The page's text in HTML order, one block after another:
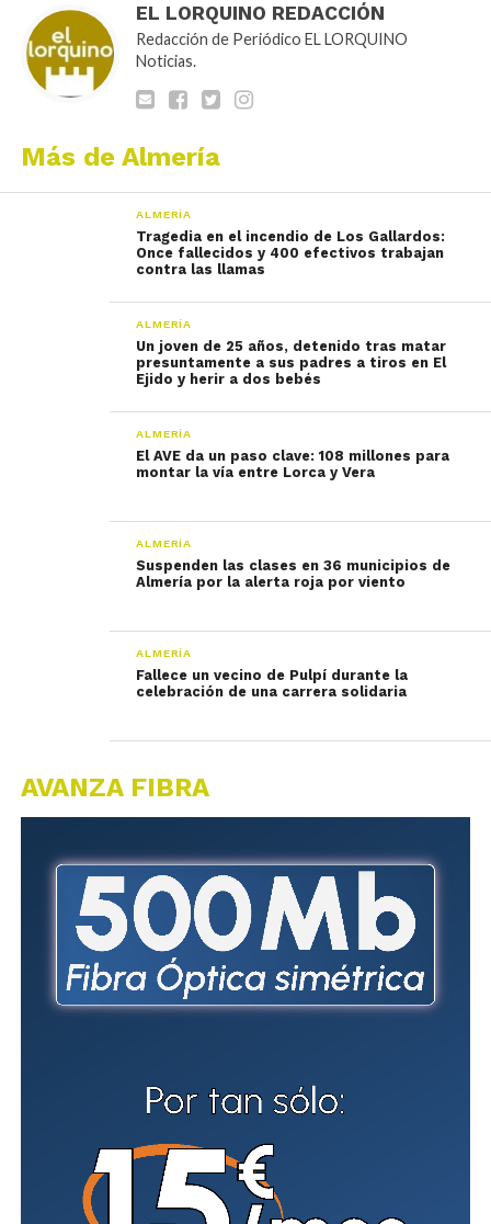
EL LORQUINO REDACCIÓN
Redacción de Periódico EL LORQUINO
Noticias.
Más de Almería
ALMERÍA
Tragedia en el incendio de Los Gallardos:
Once fallecidos y 400 efectivos trabajan
contra las llamas
ALMERÍA
Un joven de 25 años, detenido tras matar
presuntamente a sus padres a tiros en El
Ejido y herir a dos bebés
ALMERÍA
El AVE da un paso clave: 108 millones para
montar la vía entre Lorca y Vera
ALMERÍA
Suspenden las clases en 36 municipios de
Almería por la alerta roja por viento
ALMERÍA
Fallece un vecino de Pulpí durante la
celebración de una carrera solidaria
AVANZA FIBRA